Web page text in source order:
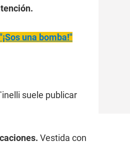
una bomba!"
suele publicar
Vestida con